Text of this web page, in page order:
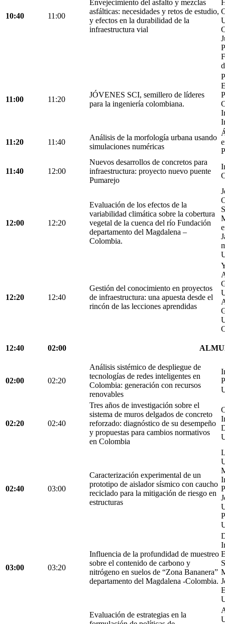
10:40 11:00
Envejecimiento del asfalto y mezclas
asfálticas: necesidades y retos de estudio,
y efectos en la durabilidad de la
infraestructura vial
11:00 11:20
JÓVENES SCI, semillero de líderes
para la ingeniería colombiana.
11:20 11:40
Análisis de la morfología urbana usando
simulaciones numéricas
11:40 12:00
Nuevos desarrollos de concretos para
infraestructura: proyecto nuevo puente
Pumarejo
12:00 12:20
Evaluación de los efectos de la
variabilidad climática sobre la cobertura
vegetal de la cuenca del río Fundación
departamento del Magdalena –
Colombia.
12:20 12:40
Gestión del conocimiento en proyectos
de infraestructura: una apuesta desde el
rincón de las lecciones aprendidas
12:40 02:00
02:00 02:20
Análisis sistémico de despliegue de
tecnologías de redes inteligentes en
Colombia: generación con recursos
renovables
02:20 02:40
Tres años de investigación sobre el
sistema de muros delgados de concreto
reforzado: diagnóstico de su desempeño
y propuestas para cambios normativos
en Colombia
02:40 03:00
Caracterización experimental de un
prototipo de aislador sísmico con caucho
reciclado para la mitigación de riesgo en
estructuras
03:00 03:20
Influencia de la profundidad de muestreo
sobre el contenido de carbono y
nitrógeno en suelos de “Zona Bananera”
departamento del Magdalena -Colombia.
Evaluación de estrategias en la